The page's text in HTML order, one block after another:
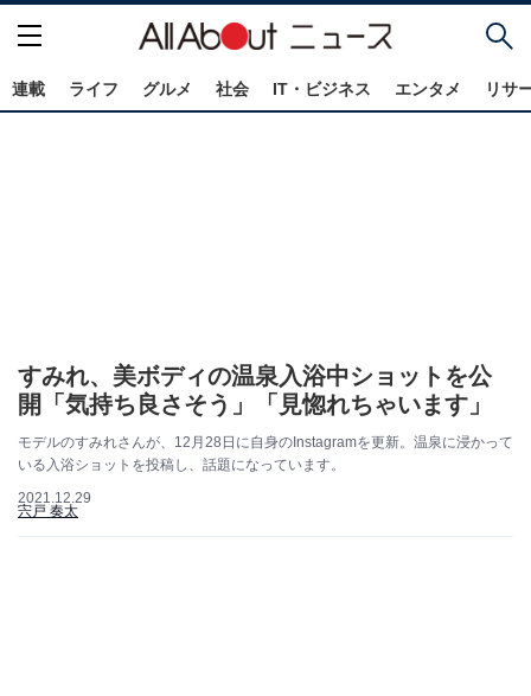
連載 ライフ グルメ 社会 IT・ビジネス エンタメ リサ
すみれ、美ボディの温泉入浴中ショットを公
開「気持ち良さそう」「見惚れちゃいます」
モデルのすみれさんが、12月28日に自身のInstagramを更新。温泉に浸かって
いる入浴ショットを投稿し、話題になっています。
2021.12.29
宍戸 奏太